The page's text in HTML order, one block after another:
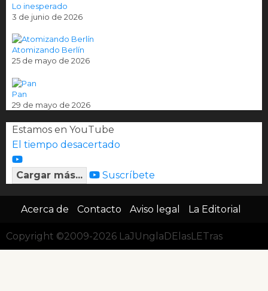
Lo inesperado
3 de junio de 2026
Atomizando Berlín
25 de mayo de 2026
Pan
29 de mayo de 2026
Estamos en YouTube
El tiempo desacertado
Cargar más... Suscríbete
Acerca de Contacto Aviso legal La Editorial
Copyright ©2009-2026 LaJUnglaDElasLETras